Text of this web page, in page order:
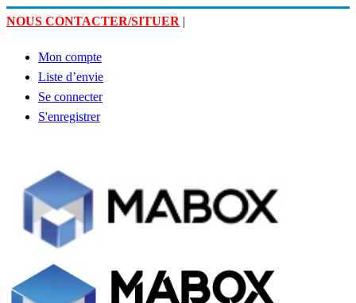
NOUS CONTACTER/SITUER |
Mon compte
Liste d’envie
Se connecter
S'enregistrer